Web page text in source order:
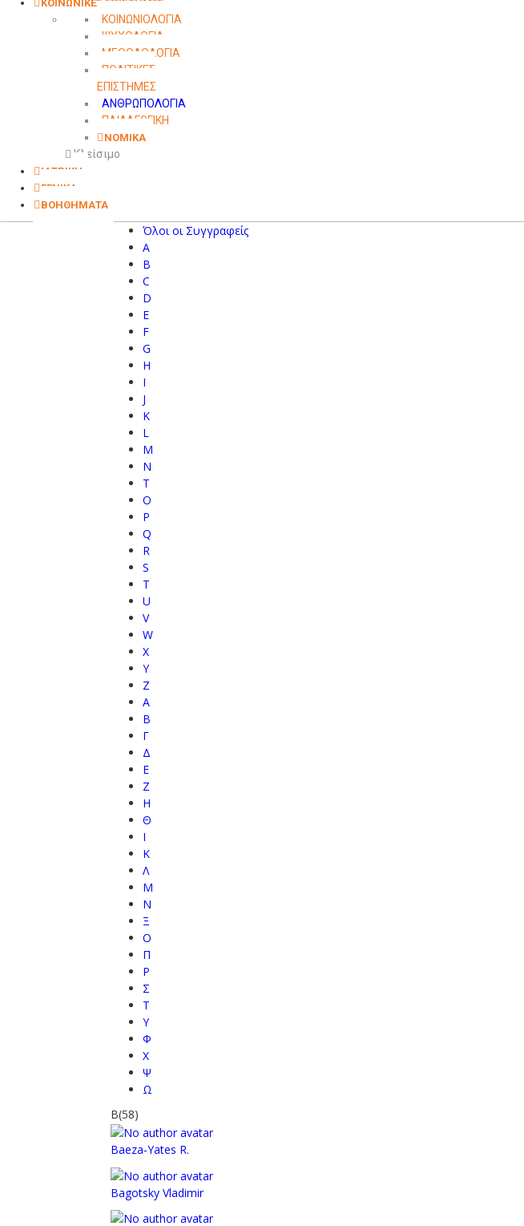
ΚΟΙΝΩΝΙΚΕΣ ΕΠΙΣΤΗΜΕΣ
ΚΟΙΝΩΝΙΟΛΟΓΙΑ
ΨΥΧΟΛΟΓΙΑ
ΜΕΘΟΔΟΛΟΓΙΑ
ΠΟΛΙΤΙΚΕΣ
ΕΠΙΣΤΗΜΕΣ
ΑΝΘΡΩΠΟΛΟΓΙΑ
ΠΑΙΔΑΓΩΓΙΚΗ
ΝΟΜΙΚΑ
Κλείσιμο
ΙΑΤΡΙΚΗ
ΓΕΝΙΚΑ
ΒΟΗΘΗΜΑΤΑ
Όλοι οι Συγγραφείς
A
B
C
D
E
F
G
H
I
J
K
L
M
N
T
O
P
Q
R
S
T
U
V
W
X
Y
Z
Α
Β
Γ
Δ
Ε
Ζ
Η
Θ
Ι
Κ
Λ
Μ
Ν
Ξ
Ο
Π
Ρ
Σ
Τ
Υ
Φ
Χ
Ψ
Ω
B(58)
Baeza-Yates R.
Bagotsky Vladimir